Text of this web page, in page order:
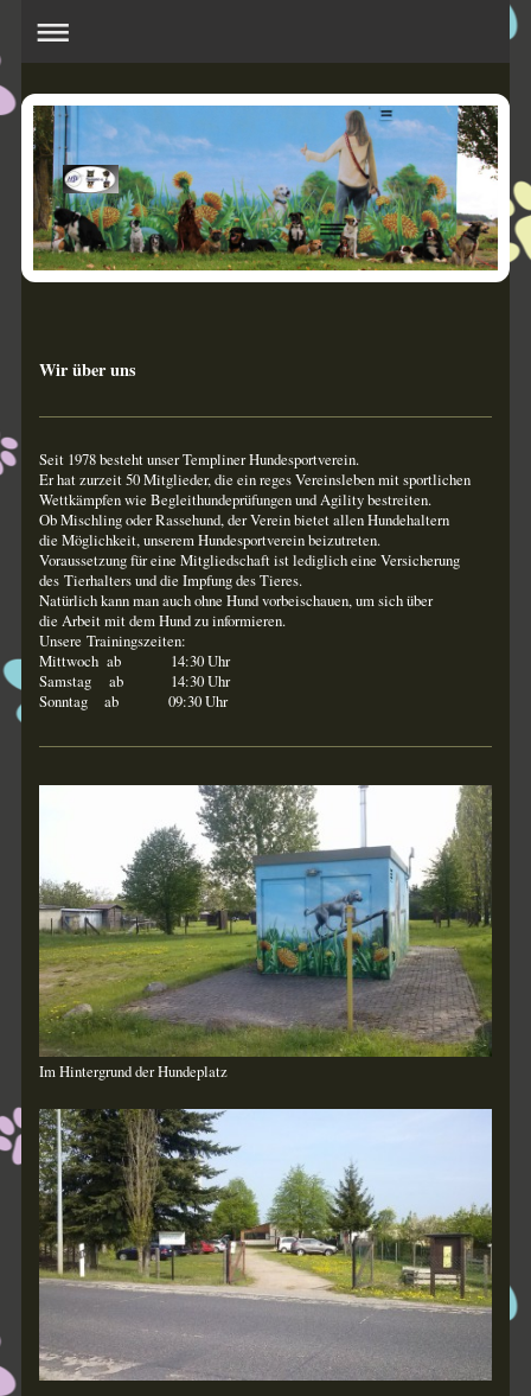
Wir über uns
Seit 1978 besteht unser Templiner Hundesportverein.
Er hat zurzeit 50 Mitglieder, die ein reges Vereinsleben mit sportlichen
Wettkämpfen wie Begleithundeprüfungen und Agility bestreiten.
Ob Mischling oder Rassehund, der Verein bietet allen Hundehaltern
die Möglichkeit, unserem Hundesportverein beizutreten.
Voraussetzung für eine Mitgliedschaft ist lediglich eine Versicherung
des Tierhalters und die Impfung des Tieres.
Natürlich kann man auch ohne Hund vorbeischauen, um sich über
die Arbeit mit dem Hund zu informieren.
Unsere Trainingszeiten:
Mittwoch ab 14:30 Uhr
Samstag ab
14:30 Uhr
Sonntag
ab 09:30 Uhr
Im Hintergrund der Hundeplatz